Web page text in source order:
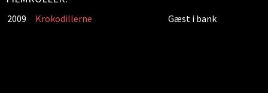
2009 Krokodillerne Gæst i bank